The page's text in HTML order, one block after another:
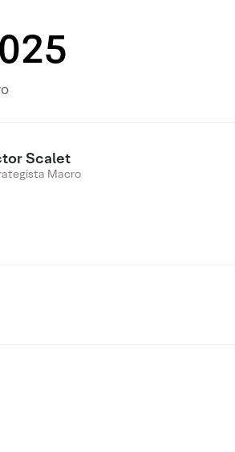
Scalet
Macro